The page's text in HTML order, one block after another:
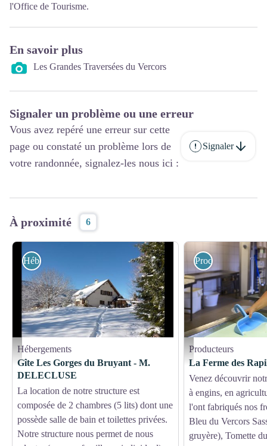
l'Office de Tourisme.
En savoir plus
Les Grandes Traversées du Vercors
Signaler un problème ou une erreur
Vous avez repéré une erreur sur cette
page ou constaté un problème lors de
votre randonnée, signalez-les nous ici :
Signaler
À proximité 6
Clévacances
Hébergements
Hébergements
Gîte Les Gorges du Bruyant - M.
DELECLUSE
La location de notre structure est
composée de 2 chambres (5 lits) dont une
possède salle de bain et toilettes privées.
Notre structure nous permet de nous
Ferme des Rapilles.jpeg -
Producteurs
Producteurs
La Ferme des
Venez découvrir
à engins, en
l'ont fabriqués nos
Bleu du Vercors
gruyère), Tomette